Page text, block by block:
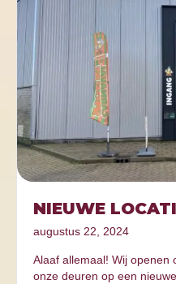
NIEUWE
augustus 22, 2024
Alaaf allemaal! Wij openen
onze deuren op een